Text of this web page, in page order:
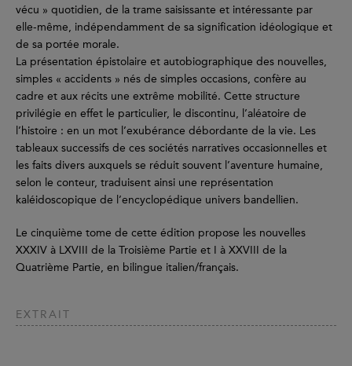
vécu » quotidien, de la trame saisissante et intéressante par
elle-même, indépendamment de sa signification idéologique et
de sa portée morale.
La présentation épistolaire et autobiographique des nouvelles,
simples « accidents » nés de simples occasions, confère au
cadre et aux récits une extrême mobilité. Cette structure
privilégie en effet le particulier, le discontinu, l’aléatoire de
l’histoire : en un mot l’exubérance débordante de la vie. Les
tableaux successifs de ces sociétés narratives occasionnelles et
les faits divers auxquels se réduit souvent l’aventure humaine,
selon le conteur, traduisent ainsi une représentation
kaléidoscopique de l’encyclopédique univers bandellien.
Le cinquième tome de cette édition propose les nouvelles
XXXIV à LXVIII de la Troisième Partie et I à XXVIII de la
Quatrième Partie, en bilingue italien/français.
EXTRAIT